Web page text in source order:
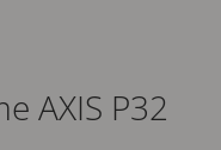
AXIS P32